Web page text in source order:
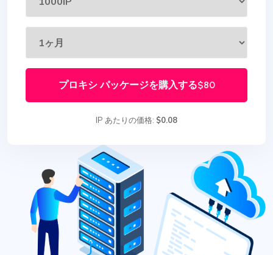
プロキシ パッケージを購入する$80
IP あたりの価格: $0.08